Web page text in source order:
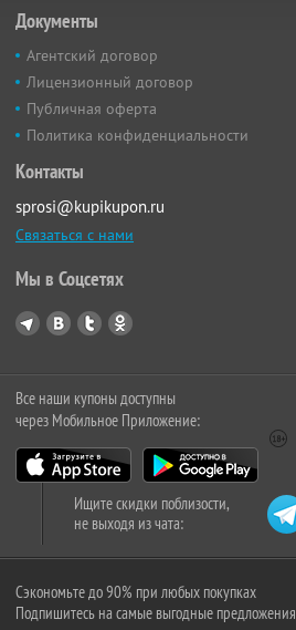
Документы
Агентский договор
Лицензионный договор
Публичная оферта
Политика конфиденциальности
Контакты
sprosi@kupikupon.ru
Связаться с нами
Мы в Соцсетях
Все наши купоны доступны
через Мобильное Приложение:
Ищите скидки поблизости,
не выходя из чата:
Сэкономьте до 90% при любых покупках
Подпишитесь на самые выгодные предложения